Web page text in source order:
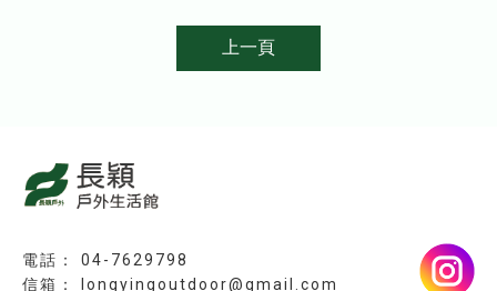
上一頁
04-7629798
longyingoutdoor@gmail.com